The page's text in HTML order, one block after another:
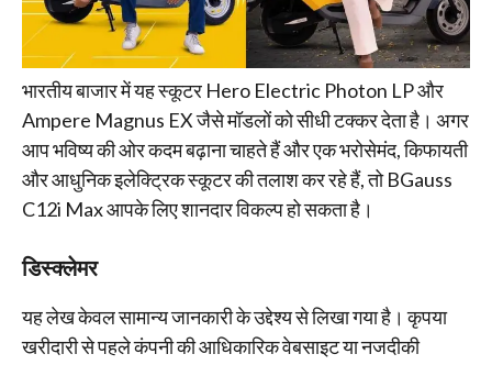
भारतीय बाजार में यह स्कूटर Hero Electric Photon LP और
Ampere Magnus EX जैसे मॉडलों को सीधी टक्कर देता है। अगर
आप भविष्य की ओर कदम बढ़ाना चाहते हैं और एक भरोसेमंद, किफायती
और आधुनिक इलेक्ट्रिक स्कूटर की तलाश कर रहे हैं, तो BGauss
C12i Max आपके लिए शानदार विकल्प हो सकता है।
डिस्क्लेमर
यह लेख केवल सामान्य जानकारी के उद्देश्य से लिखा गया है। कृपया
खरीदारी से पहले कंपनी की आधिकारिक वेबसाइट या नजदीकी